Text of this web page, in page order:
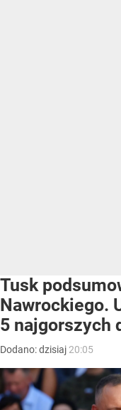
Tusk
Nawrockiego.
5 najgorszych
Dodano:dzisiaj 20:05